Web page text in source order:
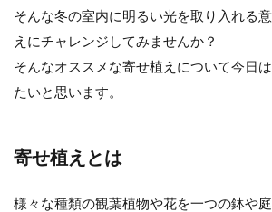
そんな冬の室内に明るい光を取り入れる
えにチャレンジしてみませんか？
そんなオススメな寄せ植えについて今日
たいと思います。
寄せ植えとは
様々な種類の観葉植物や花を一つの鉢や